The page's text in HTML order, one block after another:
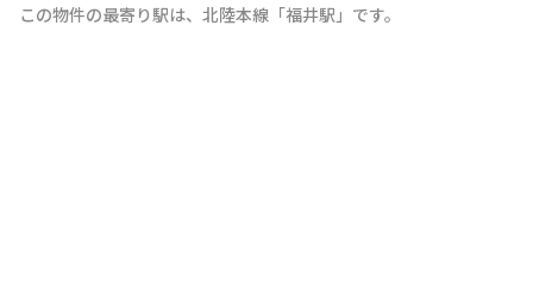
この物件の最寄り駅は、 北陸本線 「福井駅 」 です。